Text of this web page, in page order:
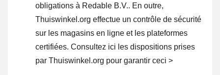
obligations à Redable B.V.. En outre,
Thuiswinkel.org effectue un contrôle de sécurité
sur les magasins en ligne et les plateformes
certifiées. Consultez ici les dispositions prises
par Thuiswinkel.org pour garantir ceci >